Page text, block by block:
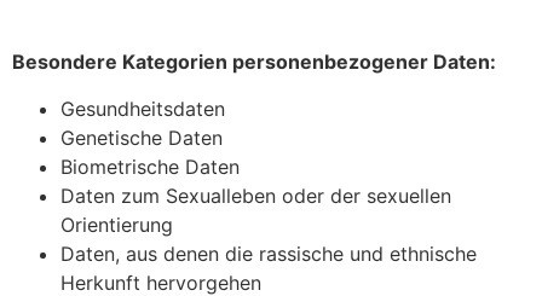
Besondere Kategorien personenbezogener Daten:
Gesundheitsdaten
Genetische Daten
Biometrische Daten
Daten zum Sexualleben oder der sexuellen
Orientierung
Daten, aus denen die rassische und ethnische
Herkunft hervorgehen